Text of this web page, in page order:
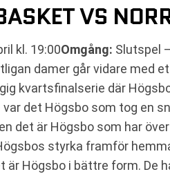
VS
kl. 19:00Omgång: Slutspel
damer går vidare med
kvartsfinalserie där
det Högsbo som tog en
det är Högsbo som har
styrka framför
är Högsbo i bättre form.